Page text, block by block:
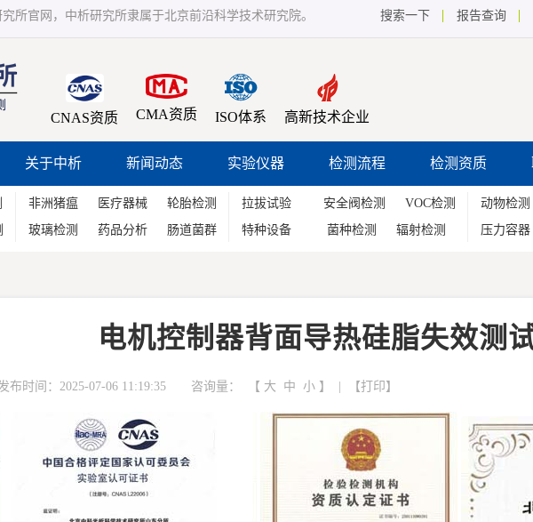
所官网，中析研究所隶属于北京前沿科学技术研究院。 搜索一下 报告查询
CNAS资质 CMA资质 ISO体系 高新技术企业
关于中析 新闻动态 实验仪器 检测流程 检测资质
非洲猪瘟 医疗器械
轮胎检测
玻璃检测
药品分析 肠道菌群
拉拔试验 安全阀检测
VOC检测
特种设备
菌种检测 辐射检测
动物检测
压力容器
电机控制器背面导热硅脂失效测
布时间：2025-07-06 11:19:35 咨询量： 【 大 中 小 】 | 【打印 】